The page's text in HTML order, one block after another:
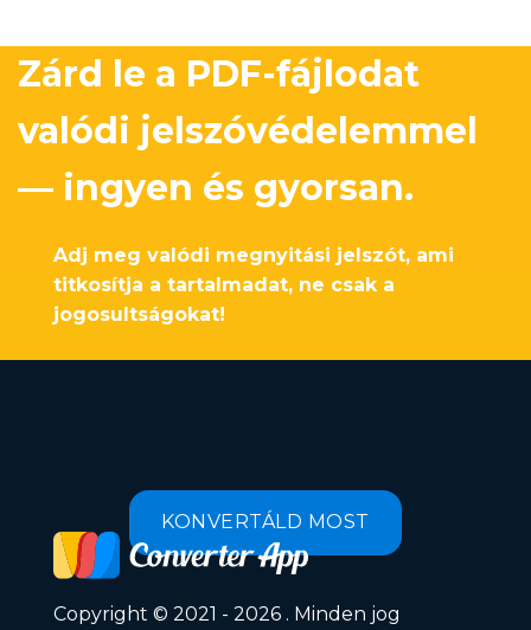
Zárd le a PDF-fájlodat
valódi jelszóvédelemmel
— ingyen és gyorsan.
Adj meg valódi megnyitási jelszót, ami
titkosítja a tartalmadat, ne csak a
jogosultságokat!
KONVERTÁLD MOST
Copyright © 2021 - 2026 . Minden jog